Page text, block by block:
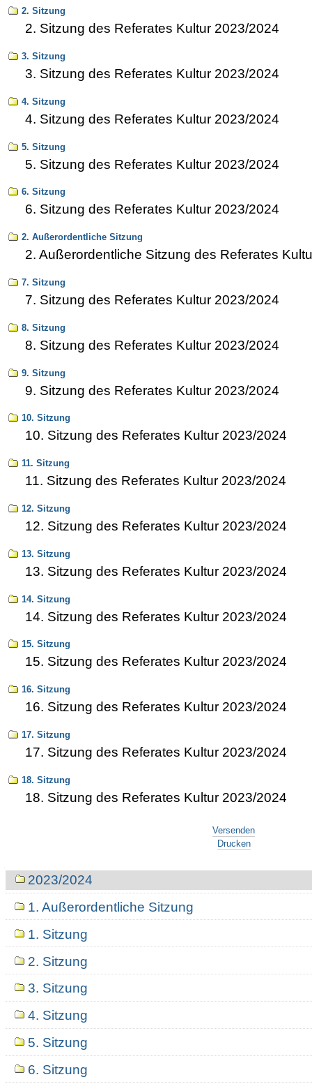
2. Sitzung
2. Sitzung des Referates Kultur 2023/2024
3. Sitzung
3. Sitzung des Referates Kultur 2023/2024
4. Sitzung
4. Sitzung des Referates Kultur 2023/2024
5. Sitzung
5. Sitzung des Referates Kultur 2023/2024
6. Sitzung
6. Sitzung des Referates Kultur 2023/2024
2. Außerordentliche Sitzung
2. Außerordentliche Sitzung des Referates
7. Sitzung
7. Sitzung des Referates Kultur 2023/2024
8. Sitzung
8. Sitzung des Referates Kultur 2023/2024
9. Sitzung
9. Sitzung des Referates Kultur 2023/2024
10. Sitzung
10. Sitzung des Referates Kultur 2023/2024
11. Sitzung
11. Sitzung des Referates Kultur 2023/2024
12. Sitzung
12. Sitzung des Referates Kultur 2023/2024
13. Sitzung
13. Sitzung des Referates Kultur 2023/2024
14. Sitzung
14. Sitzung des Referates Kultur 2023/2024
15. Sitzung
15. Sitzung des Referates Kultur 2023/2024
16. Sitzung
16. Sitzung des Referates Kultur 2023/2024
17. Sitzung
17. Sitzung des Referates Kultur 2023/2024
18. Sitzung
18. Sitzung des Referates Kultur 2023/2024
Versenden
Drucken
Navigation2023/2024
1. Außerordentliche Sitzung
1. Sitzung
2. Sitzung
3. Sitzung
4. Sitzung
5. Sitzung
6. Sitzung